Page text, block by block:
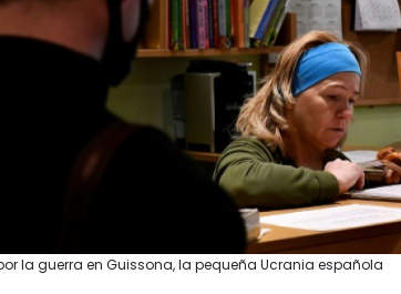
la guerra en Guissona, la pequeña Ucrania española